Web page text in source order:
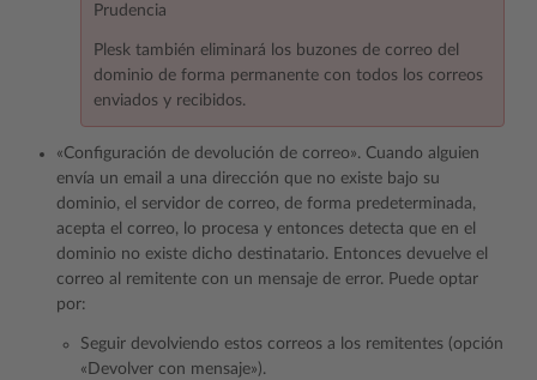
Prudencia
Plesk también eliminará los buzones de correo del
dominio de forma permanente con todos los correos
enviados y recibidos.
«Configuración de devolución de correo». Cuando alguien
envía un email a una dirección que no existe bajo su
dominio, el servidor de correo, de forma predeterminada,
acepta el correo, lo procesa y entonces detecta que en el
dominio no existe dicho destinatario. Entonces devuelve el
correo al remitente con un mensaje de error. Puede optar
por:
Seguir devolviendo estos correos a los remitentes (opción
«Devolver con mensaje»).